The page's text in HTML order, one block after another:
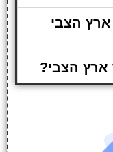
הצבי
הצבי?